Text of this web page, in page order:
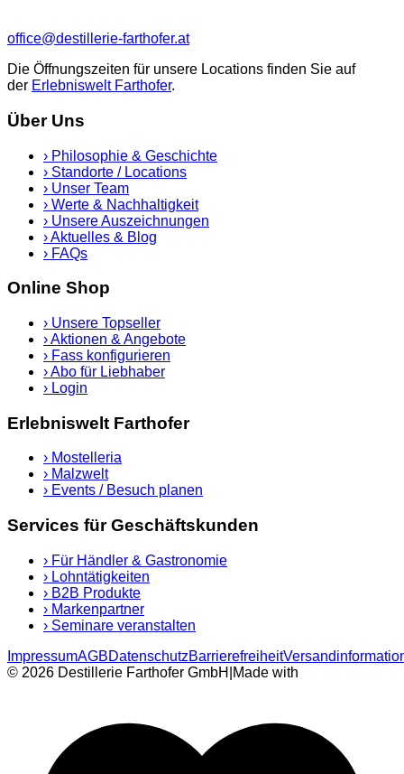
office@destillerie-farthofer.at
Die Öffnungszeiten für unsere Locations finden Sie auf
der Erlebniswelt Farthofer.
Über Uns
› Philosophie & Geschichte
› Standorte / Locations
› Unser Team
› Werte & Nachhaltigkeit
› Unsere Auszeichnungen
›Aktuelles & Blog
› FAQs
Online Shop
› Unsere Topseller
›Aktionen & Angebote
› Fass konfigurieren
›Abo für Liebhaber
› Login
Erlebniswelt Farthofer
› Mostelleria
› Malzwelt
› Events / Besuch planen
Services für Geschäftskunden
› Für Händler & Gastronomie
› Lohntätigkeiten
› B2B Produkte
› Markenpartner
› Seminare veranstalten
ImpressumAGBDatenschutzBarrierefreiheit
© 2026 Destillerie Farthofer GmbH Made with